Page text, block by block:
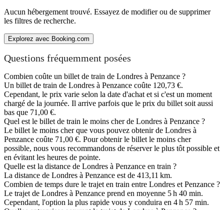
Aucun hébergement trouvé. Essayez de modifier ou de supprimer
les filtres de recherche.
Explorez avec Booking.com
Questions fréquemment posées
Combien coûte un billet de train de Londres à Penzance ?
Un billet de train de Londres à Penzance coûte 120,73 €.
Cependant, le prix varie selon la date d'achat et si c'est un moment
chargé de la journée. Il arrive parfois que le prix du billet soit aussi
bas que 71,00 €.
Quel est le billet de train le moins cher de Londres à Penzance ?
Le billet le moins cher que vous pouvez obtenir de Londres à
Penzance coûte 71,00 €. Pour obtenir le billet le moins cher
possible, nous vous recommandons de réserver le plus tôt possible et
en évitant les heures de pointe.
Quelle est la distance de Londres à Penzance en train ?
La distance de Londres à Penzance est de 413,11 km.
Combien de temps dure le trajet en train entre Londres et Penzance ?
Le trajet de Londres à Penzance prend en moyenne 5 h 40 min.
Cependant, l'option la plus rapide vous y conduira en 4 h 57 min.